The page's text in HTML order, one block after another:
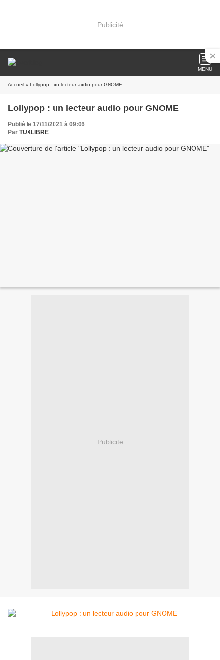
Publicité
MENU
Accueil » Lollypop : un lecteur audio pour GNOME
Lollypop : un lecteur audio pour GNOME
Publié le 17/11/2021 à 09:06
Par TUXLIBRE
Publicité